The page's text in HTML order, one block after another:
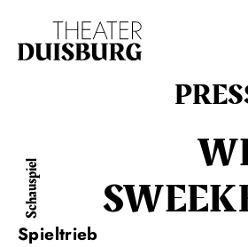
Zur Hauptnavigation springen
Zum Footer springen
Schauspiel
Spieltrieb